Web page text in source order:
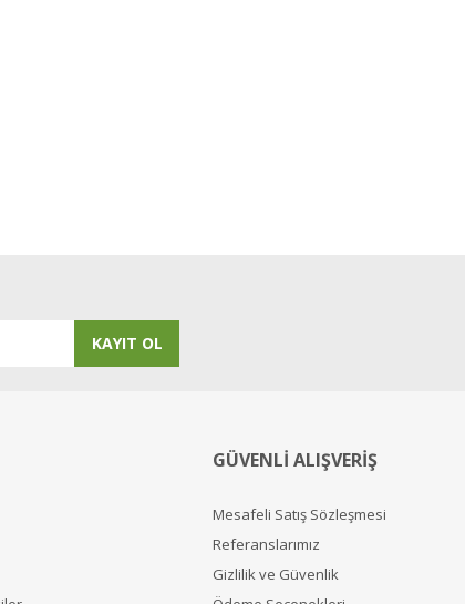
KAYIT OL
GÜVENLİ ALIŞVERİŞ
Mesafeli Satış Sözleşmesi
Referanslarımız
Gizlilik ve Güvenlik